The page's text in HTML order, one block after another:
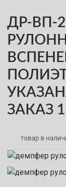
ДР-ВП-
ЗАКАЗ
товар в